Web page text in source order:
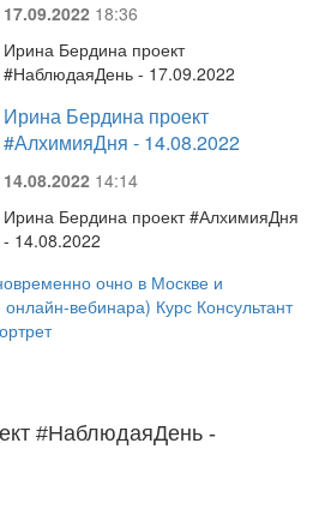
17.09.2022 18:36
Ирина Бердина проект
#НаблюдаяДень - 17.09.2022
Ирина Бердина проект
#АлхимияДня - 14.08.2022
14.08.2022 14:14
Ирина Бердина проект #АлхимияДня
- 14.08.2022
очно в Москве и
вебинара) Курс Консультант
#НаблюдаяДень -